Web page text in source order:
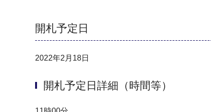
開札予定日
2022年2月18日
開札予定日詳細（時間等）